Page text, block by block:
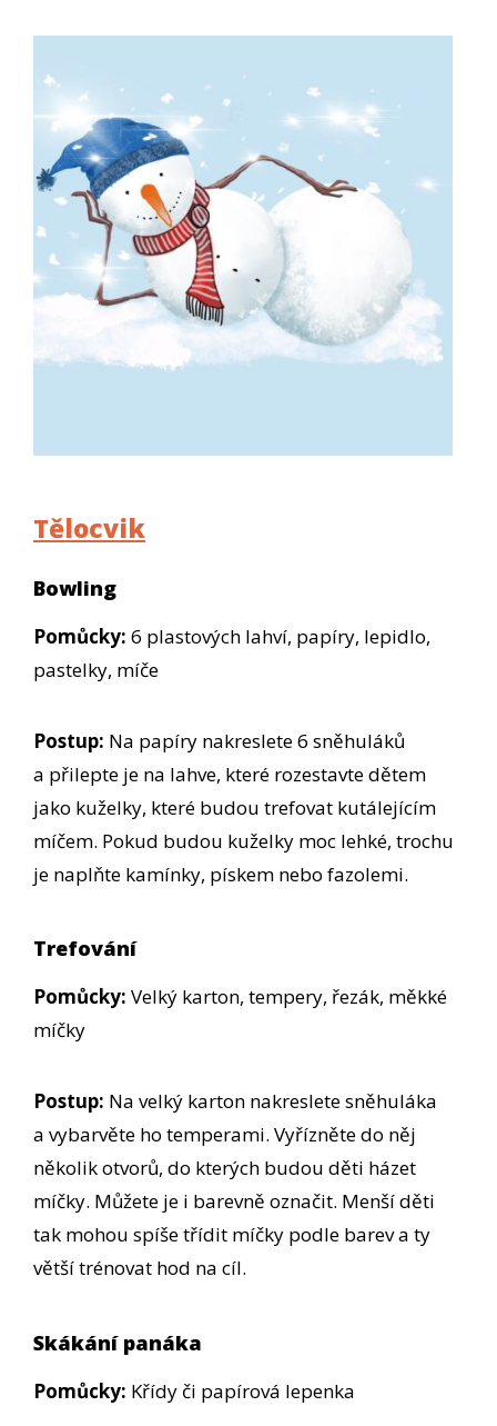
Tělocvik
Bowling
Pomůcky: 6 plastových lahví, papíry, lepidlo,
pastelky, míče
Postup: Na papíry nakreslete 6 sněhuláků
a přilepte je na lahve, které rozestavte dětem
jako kuželky, které budou trefovat kutálejícím
míčem. Pokud budou kuželky moc lehké, trochu
je naplňte kamínky, pískem nebo fazolemi.
Trefování
Pomůcky: Velký karton, tempery, řezák, měkké
míčky
Postup: Na velký karton nakreslete sněhuláka
a vybarvěte ho temperami. Vyřízněte do něj
několik otvorů, do kterých budou děti házet
míčky. Můžete je i barevně označit. Menší děti
tak mohou spíše třídit míčky podle barev a ty
větší trénovat hod na cíl.
Skákání panáka
Pomůcky: Křídy či papírová lepenka